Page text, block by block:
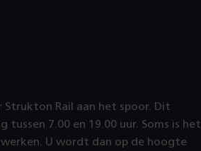
Strukton Rail aan het spoor. Dit
7.00 en 19.00 uur. Soms is het
U wordt dan op de hoogte